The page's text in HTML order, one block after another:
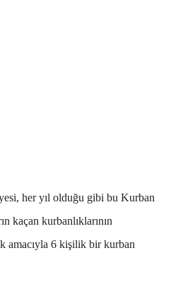
her yıl olduğu gibi bu Kurban
kaçan kurbanlıklarının
amacıyla 6 kişilik bir kurban